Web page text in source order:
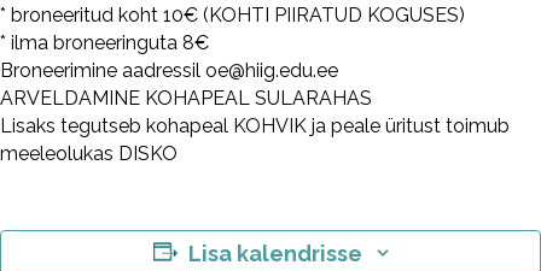
* broneeritud koht 10€ (KOHTI PIIRATUD KOGUSES)
* ilma broneeringuta 8€
Broneerimine aadressil oe@hiig.edu.ee
ARVELDAMINE KOHAPEAL SULARAHAS
Lisaks tegutseb kohapeal KOHVIK ja peale üritust toimub
meeleolukas DISKO
Lisa kalendrisse